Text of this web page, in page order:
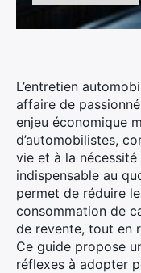
L’entretien
affaire de
enjeu économique
d’automobilistes,
vie et à la
indispensable au
permet de réduire
consommation de
de revente, tout en
Ce guide propose
réflexes à adopter